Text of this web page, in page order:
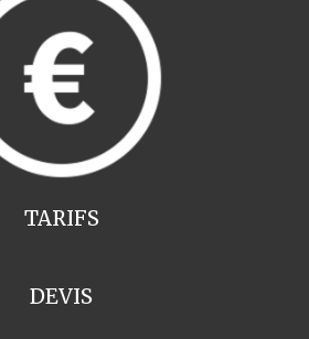
TARIFS
DEVIS